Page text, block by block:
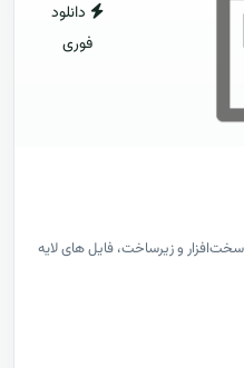
دانلود
فوری
و زیرساخت، فایل های لایه